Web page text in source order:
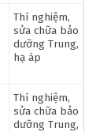
Thí nghiệm,
sửa chữa bảo
dưỡng Trung,
hạ áp
Thí nghiệm,
sửa chữa bảo
dưỡng Trung,